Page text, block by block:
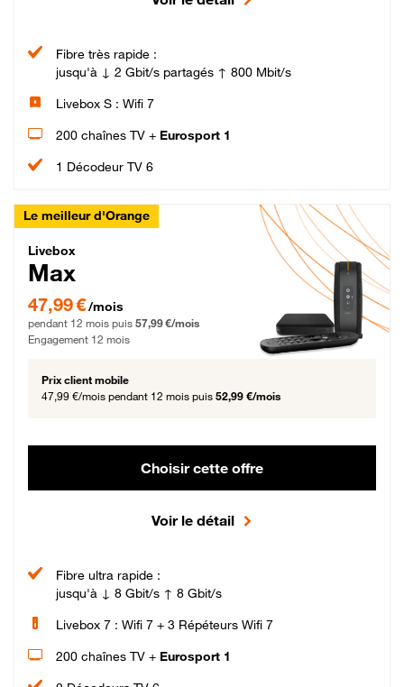
Fibre très rapide :
jusqu'à ↓ 2 Gbit/s partagés ↑ 800 Mbit/s
Livebox S : Wifi 7
200 chaînes TV + Eurosport 1
1 Décodeur TV 6
Le meilleur d'Orange
Livebox Max Fibre
Livebox
Max
47,99 € par mois pendant 12 mois puis 57,99 € par mois, Engagement 12 mois
47,99 €/mois
pendant 12 mois puis 57,99 €/mois
Engagement 12 mois
Prix client mobile
47,99 €/mois pendant 12 mois puis 52,99 €/mois
Choisir cette offre
Voir le détail
Fibre ultra rapide :
jusqu'à ↓ 8 Gbit/s ↑ 8 Gbit/s
Livebox 7 : Wifi 7 + 3 Répéteurs Wifi 7
200 chaînes TV + Eurosport 1